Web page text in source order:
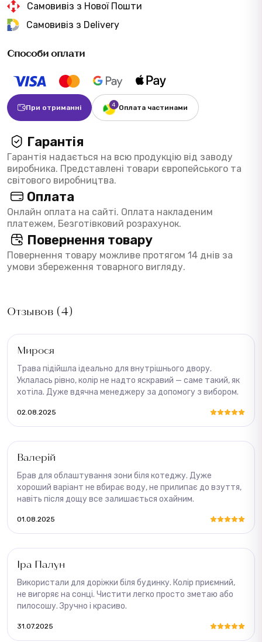
Самовивіз з Нової Пошти
Самовивіз з Delivery
Способи оплати
При отриманні Оплата частинами
Гарантія
Гарантія надається на всю продукцію від заводу
виробника. Представлені товари європейського та
світового виробництва.
Оплата
Онлайн оплата на сайті. Оплата накладеним
платежем, Безготівковий розрахунок.
Повернення товару
Повернення товару можливе протягом 14 днів за
умови збереження товарного вигляду.
Отзывов (4)
Мирося
Трава підійшла ідеально для внутрішнього двору.
Уклалась рівно, колір не надто яскравий — саме такий, як
хотіла. Дуже вдячна менеджеру за допомогу з вибором.
02.08.2025
Валерій
Брав для облаштування зони біля котеджу. Дуже
хороший варіант не вбирає воду, не прилипає до взуття,
навіть після дощу все залишається охайним.
01.08.2025
Іра Палун
Використали для доріжки біля будинку. Колір приємний,
не вигоряє на сонці. Чистити легко просто зметаю або
пилосошу. Зручно і красиво.
31.07.2025